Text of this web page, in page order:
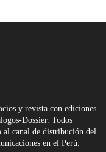
y revista con ediciones
Dossier. Todos
canal de distribución del
en el Perú.